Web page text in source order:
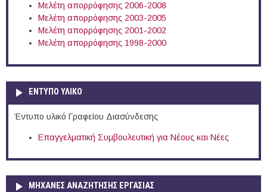
Μελέτη απορρόφησης 2006-2008
Μελέτη απορρόφησης 2003-2005
Μελέτη απορρόφησης 2001-2002
Μελέτη απορρόφησης 1998-2000
ΕΝΤΥΠΟ ΥΛΙΚΟ
Έντυπο υλικό Γραφείου Διασύνδεσης
Επαγγελματική Συμβουλευτική για Νέους και Νέες
ΜΗΧΑΝΕΣ ΑΝΑΖΗΤΗΣΗΣ ΕΡΓΑΣΙΑΣ